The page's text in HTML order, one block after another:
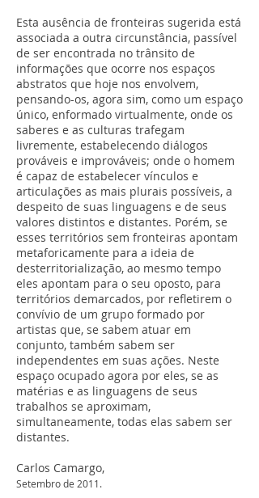
Esta ausência de fronteiras sugerida está
associada a outra circunstância, passível
de ser encontrada no trânsito de
informações que ocorre nos espaços
abstratos que hoje nos envolvem,
pensando-os, agora sim, como um espaço
único, enformado virtualmente, onde os
saberes e as culturas trafegam
livremente, estabelecendo diálogos
prováveis e improváveis; onde o homem
é capaz de estabelecer vínculos e
articulações as mais plurais possíveis, a
despeito de suas linguagens e de seus
valores distintos e distantes. Porém, se
esses territórios sem fronteiras apontam
metaforicamente para a ideia de
desterritorialização, ao mesmo tempo
eles apontam para o seu oposto, para
territórios demarcados, por refletirem o
convívio de um grupo formado por
artistas que, se sabem atuar em
conjunto, também sabem ser
independentes em suas ações. Neste
espaço ocupado agora por eles, se as
matérias e as linguagens de seus
trabalhos se aproximam,
simultaneamente, todas elas sabem ser
distantes.
Carlos Camargo,
Setembro de 2011.